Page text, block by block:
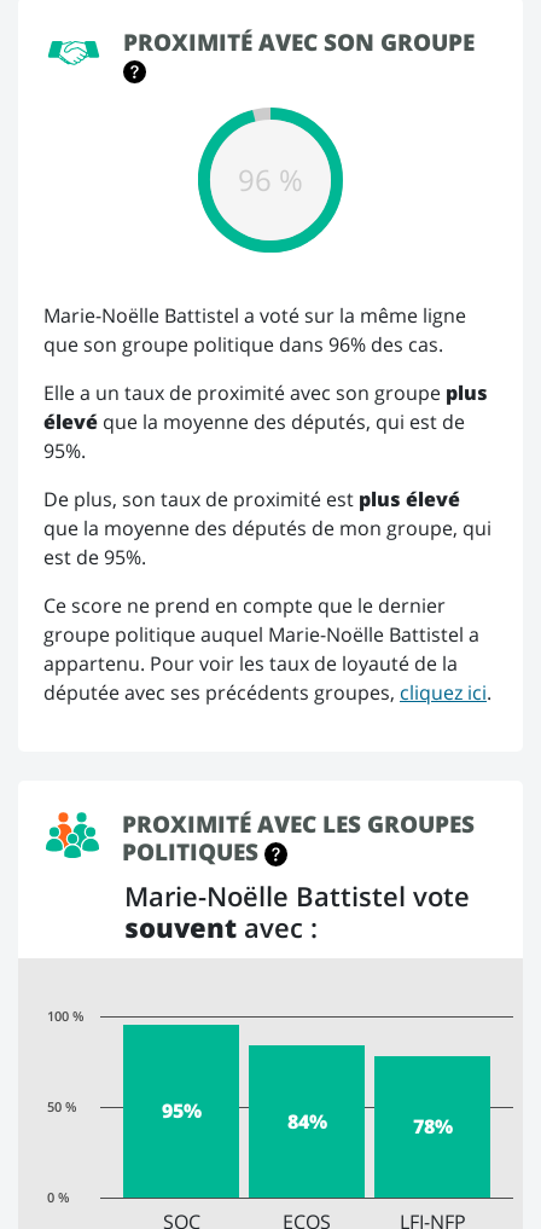
PROXIMITÉ AVEC SON GROUPE
96 %
Marie-Noëlle Battistel a voté sur la même ligne
que son groupe politique dans 96% des cas.
Elle a un taux de proximité avec son groupe plus
élevé que la moyenne des députés, qui est de
95%.
De plus, son taux de proximité est plus élevé
que la moyenne des députés de mon groupe, qui
est de 95%.
Ce score ne prend en compte que le dernier
groupe politique auquel Marie-Noëlle Battistel a
appartenu. Pour voir les taux de loyauté de la
députée avec ses précédents groupes, cliquez ici.
PROXIMITÉ AVEC LES GROUPES
POLITIQUES
Marie-Noëlle Battistel vote
souventavec :
100 %
50 %
0 %
95% 84% 78%
SOC ECOS LFI-NFP